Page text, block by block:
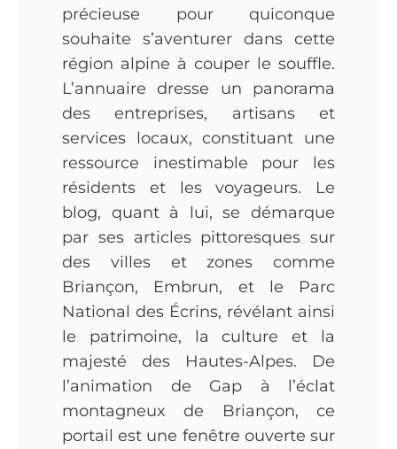
précieuse pour quiconque
souhaite s’aventurer dans cette
région alpine à couper le souffle.
L’annuaire dresse un panorama
des entreprises, artisans et
services locaux, constituant une
ressource inestimable pour les
résidents et les voyageurs. Le
blog, quant à lui, se démarque
par ses articles pittoresques sur
des villes et zones comme
Briançon, Embrun, et le Parc
National des Écrins, révélant ainsi
le patrimoine, la culture et la
majesté des Hautes-Alpes. De
l’animation de Gap à l’éclat
montagneux de Briançon, ce
portail est une fenêtre ouverte sur